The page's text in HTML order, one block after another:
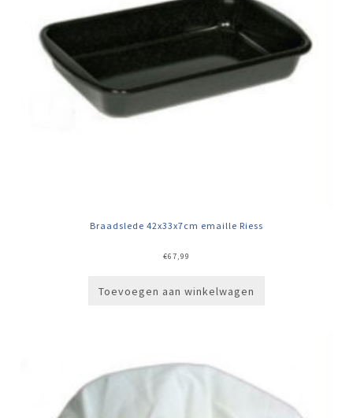
Braadslede 42x33x7cm emaille Riess
€67,99
Toevoegen aan winkelwagen